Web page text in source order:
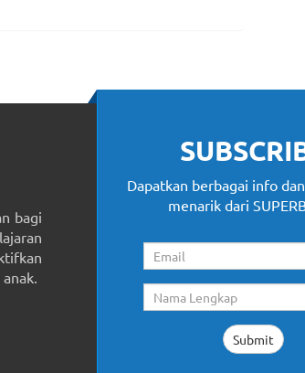
bagi
Dapatkan berbagai info
menarik dari